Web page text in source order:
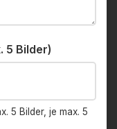
5 Bilder)
5 Bilder, je max. 5